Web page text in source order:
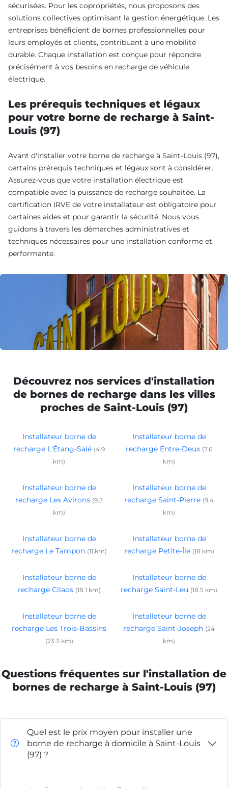
sécurisées. Pour les copropriétés, nous proposons des
solutions collectives optimisant la gestion énergétique. Les
entreprises bénéficient de bornes professionnelles pour
leurs employés et clients, contribuant à une mobilité
durable. Chaque installation est conçue pour répondre
précisément à vos besoins en recharge de véhicule
électrique.
Les prérequis techniques et légaux
pour votre borne de recharge à Saint-
Louis (97)
Avant d'installer votre borne de recharge à Saint-Louis (97),
certains prérequis techniques et légaux sont à considérer.
Assurez-vous que votre installation électrique est
compatible avec la puissance de recharge souhaitée. La
certification IRVE de votre installateur est obligatoire pour
certaines aides et pour garantir la sécurité. Nous vous
guidons à travers les démarches administratives et
techniques nécessaires pour une installation conforme et
performante.
Découvrez nos services d'installation
de bornes de recharge dans les villes
proches de Saint-Louis (97)
Installateur borne de
recharge L'Étang-Salé (4.9
km)
Installateur borne de
recharge Entre-Deux (7.6
km)
Installateur borne de
recharge Les Avirons (9.3
km)
Installateur borne de
recharge Saint-Pierre (9.4
km)
Installateur borne de
recharge Le Tampon (11 km)
Installateur borne de
recharge Petite-Île (18 km)
Installateur borne de
recharge Cilaos (18.1 km)
Installateur borne de
recharge Saint-Leu (18.5 km)
Installateur borne de
recharge Les Trois-Bassins
(23.3 km)
Installateur borne de
recharge Saint-Joseph (24
km)
Questions fréquentes sur l'installation de
bornes de recharge à Saint-Louis (97)
Quel est le prix moyen pour installer une
borne de recharge à domicile à Saint-Louis
(97) ?